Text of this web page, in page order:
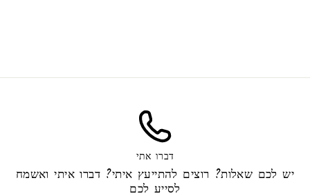
דברו אתי
יש לכם שאלות? רוצים להתייעץ איתי? דברו איתי ואשמח
לסייע לכם